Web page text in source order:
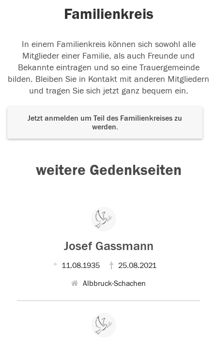
Familienkreis
In einem Familienkreis können sich sowohl alle
Mitglieder einer Familie, als auch Freunde und
Bekannte eintragen und so eine Trauergemeinde
bilden. Bleiben Sie in Kontakt mit anderen Mitgliedern
und tragen Sie sich jetzt ganz bequem ein.
Jetzt anmelden um Teil des Familienkreises zu
werden.
weitere Gedenkseiten
Josef Gassmann
11.08.1935 25.08.2021
Albbruck-Schachen